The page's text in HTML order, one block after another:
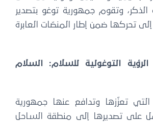
الذكر، وتقوم جمهورية توغو بتصدير
إلى تحركها ضمن إطار المنصّات العابرة
الرؤية التوغولية للسلام: السلام
التي تعزّزها وتدافع عنها جمهورية
على تصديرها إلى منطقة الساحل